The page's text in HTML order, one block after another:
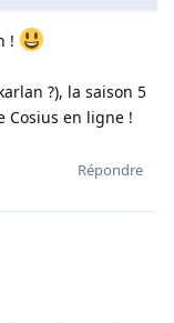
!
?), la saison 5
Cosius en ligne !
Répondre